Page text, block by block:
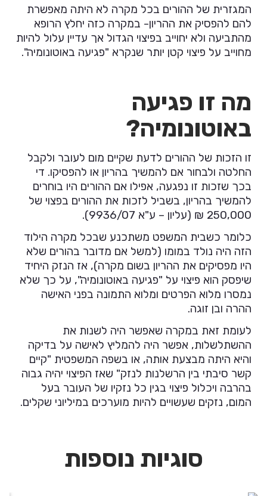
המגזרית של ההורים בכל מקרה לא היתה מאפשרת
להם להפסיק את ההריון- במקרה כזה יחלץ הרופא
מהתביעה ולא יחוייב בפיצוי הגדול אך עדיין עלול להיות
מחוייב על פיצוי קטן יותר שנקרא "פגיעה באוטונומיה".
מה זו פגיעה
באוטונומיה?
זו הזכות של ההורים לדעת שקיים מום לעובר ולקבל
החלטה ולבחור אם להמשיך בהריון או להפסיקו. די
בכך שזכות זו נפגעה, אפילו אם ההורים היו בוחרים
להמשיך בהריון, בשביל לזכות את ההורים בפצוי של
250,000 ₪ (עליון – ע"א 9936/07).
כלומר כשבית המשפט משתכנע שבכל מקרה הילוד
הזה היה נולד במומו (למשל אם מדובר בהורים שלא
היו מפסיקים את ההריון בשום מקרה), אז הנזק היחיד
שיפסק הוא פיצוי על "פגיעה באוטונומיה", על כך שלא
נמסרו מלוא הפרטים ומלוא התמונה בפני האישה
ההרה ובן זוגה.
לעומת זאת במקרה שאפשר היה לשנות את
ההשתלשלות, אפשר היה להמליץ לאישה על בדיקה
והיא היתה מבצעת אותה, או בשפה המשפטית "קיים
קשר סיבתי בין הרשלנות לנזק" שאז הפיצוי יהיה גבוה
בהרבה ויכלול פיצוי בגין כל נזקיו של העובר בעל
המום, נזקים שעשויים להיות מוערכים במיליוני שקלים.
סוגיות נוספות